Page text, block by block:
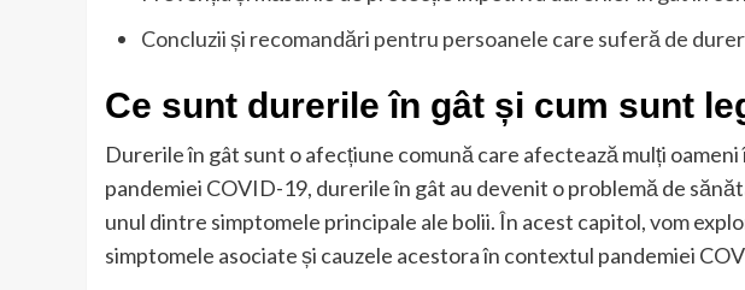
Concluzii și recomandări pentru persoanele care suferă de
Ce sunt durerile în gât și cum sunt
Durerile în gât sunt o afecțiune comună care afectează mulți
pandemiei COVID-19, durerile în gât au devenit o problemă de
unul dintre simptomele principale ale bolii. În acest capitol, vom
simptomele asociate și cauzele acestora în contextul pandemiei